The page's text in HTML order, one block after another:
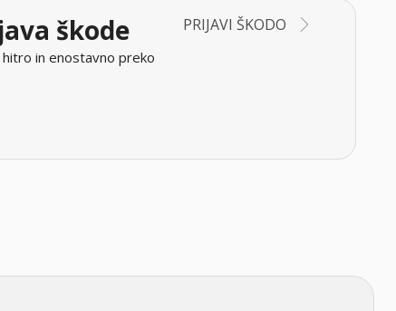
škode
in enostavno preko
PRIJAVI ŠKODO